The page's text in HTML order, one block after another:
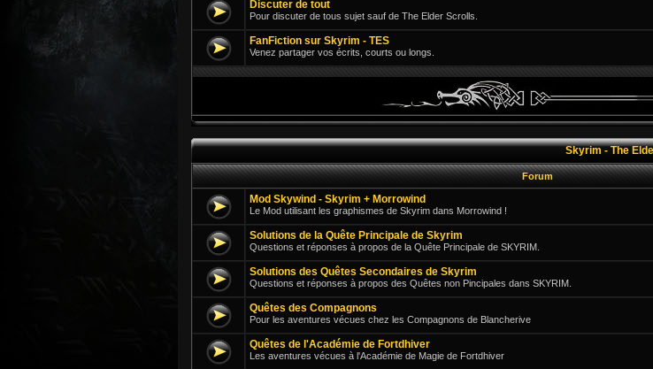
Discuter de tout
Pour discuter de tous sujet sauf de The Elder Scrolls.
FanFiction sur Skyrim - TES
Venez partager vos écrits, courts ou longs.
Skyrim - The
Forum
Mod Skywind - Skyrim + Morrowind
Le Mod utilisant les graphismes de Skyrim dans Morrowind !
Solutions de la Quête Principale de Skyrim
Questions et réponses à propos de la Quête Principale de SKYRIM.
Solutions des Quêtes Secondaires de Skyrim
Questions et réponses à propos des Quêtes non Pincipales dans SKYRIM.
Quêtes des Compagnons
Pour les aventures vécues chez les Compagnons de Blancherive
Quêtes de l'Académie de Fortdhiver
Les aventures vécues à l'Académie de Magie de Fortdhiver